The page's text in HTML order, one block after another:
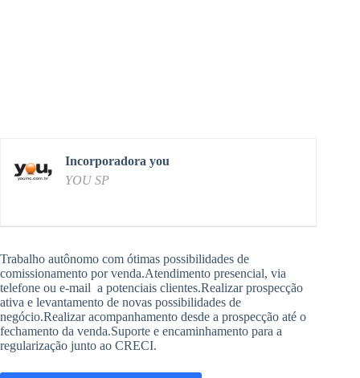
Incorporadora you
YOU SP
Trabalho autônomo com ótimas possibilidades de
comissionamento por venda.Atendimento presencial, via
telefone ou e-mail a potenciais clientes.Realizar prospecção
ativa e levantamento de novas possibilidades de
negócio.Realizar acompanhamento desde a prospecção até o
fechamento da venda.Suporte e encaminhamento para a
regularização junto ao CRECI.